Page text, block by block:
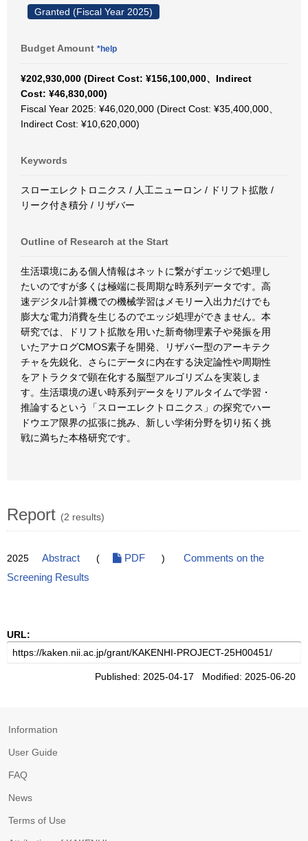
Granted (Fiscal Year 2025)
Budget Amount *help
¥202,930,000 (Direct Cost: ¥156,100,000、Indirect
Cost: ¥46,830,000)
Fiscal Year 2025: ¥46,020,000 (Direct Cost: ¥35,400,000、
Indirect Cost: ¥10,620,000)
Keywords
スローエレクトロニクス / 人工ニューロン / ドリフト拡散 /
リーク付き積分 / リザバー
Outline of Research at the Start
生活環境にある個人情報はネットに繋がずエッジで処理し
たいのですが多くは極端に長周期な時系列データです。高
速デジタル計算機での機械学習はメモリー入出力だけでも
膨大な電力消費を生じるのでエッジ処理ができません。本
研究では、ドリフト拡散を用いた新奇物理素子や発振を用
いたアナログCMOS素子を開発、リザバー型のアーキテク
チャを先鋭化、さらにデータに内在する決定論性や周期性
をアトラクタで顕在化する脳型アルゴリズムを実装しま
す。生活環境の遅い時系列データをリアルタイムで学習・
推論するという「スローエレクトロニクス」の探究でハー
ドウエア限界の拡張に挑み、新しい学術分野を切り拓く挑
戦に満ちた本格研究です。
Report (2 results)
2025 Abstract ( PDF )
Comments on the
Screening Results
URL:
Published: 2025-04-17 Modified: 2025-06-20
Information
User Guide
FAQ
News
Terms of Use